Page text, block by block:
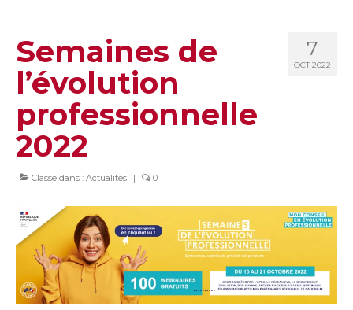
7
OCT 2022
Semaines de
l’évolution
professionnelle
2022
Classé dans : Actualités | 0